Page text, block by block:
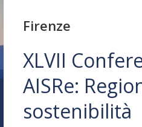
Firenze
XLVII
AISRe:
sostenibilità